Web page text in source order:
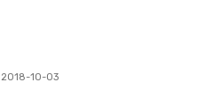
2018-10-03